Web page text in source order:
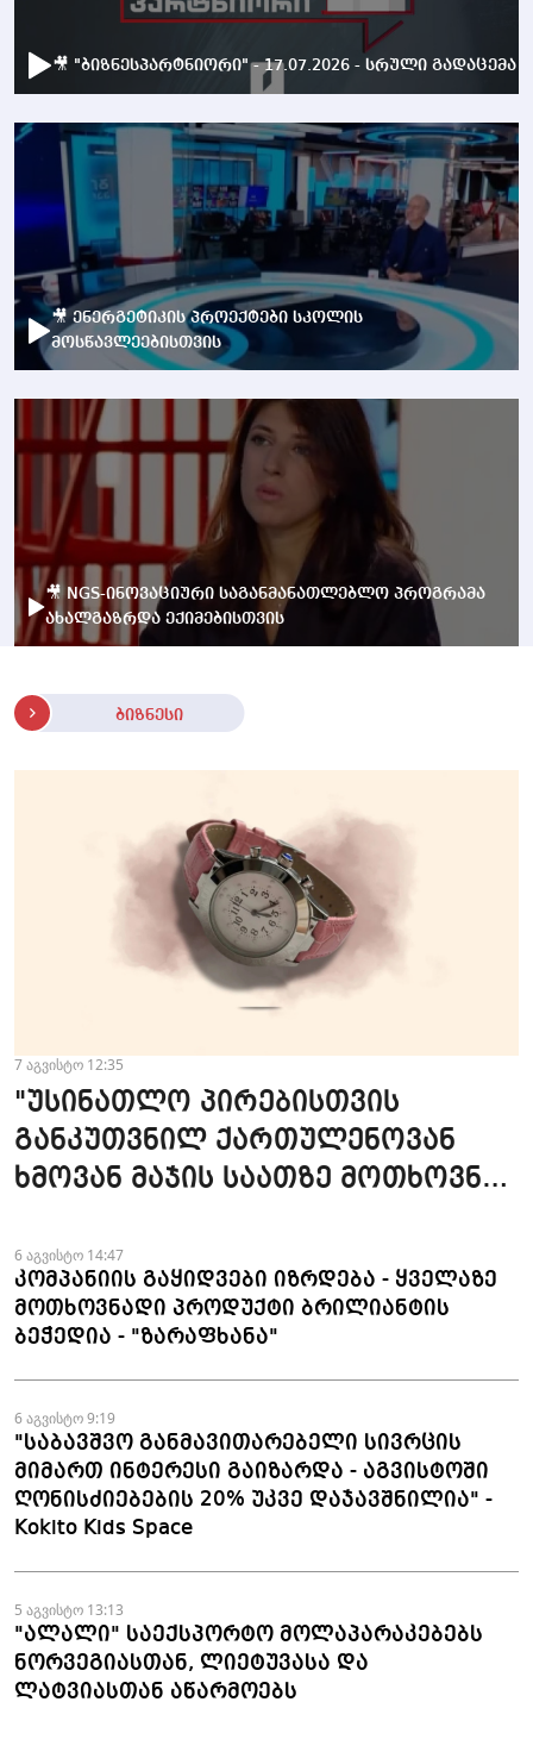
🎥 "ბიზნესპარტნიორი" - 17.07.2026 - სრული გადაცემა
🎥 ენერგეტიკის პროექტები სკოლის
მოსწავლეებისთვის
🎥 NGS-ინოვაციური საგანმანათლებლო პროგრამა
ახალგაზრდა ექიმებისთვის
ბიზნესი
7 აგვისტო 12:35
"უსინათლო პირებისთვის
განკუთვნილ ქართულენოვან
ხმოვან მაჯის საათზე მოთხოვნა
6 აგვისტო 14:47
კომპანიის გაყიდვები იზრდება - ყველაზე
მოთხოვნადი პროდუქტი ბრილიანტის
ბეჭედია - "ზარაფხანა"
6 აგვისტო 9:19
"საბავშვო განმავითარებელი სივრცის
მიმართ ინტერესი გაიზარდა - აგვისტოში
ღონისძიებების 20% უკვე დაჯავშნილია" -
Kokito Kids Space
5 აგვისტო 13:13
"ალალი" საექსპორტო მოლაპარაკებებს
ნორვეგიასთან, ლიეტუვასა და
ლატვიასთან აწარმოებს